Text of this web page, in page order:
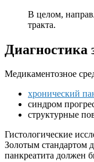
В целом,
тракта.
Диагностика
Медикаментозное
хронический
синдром
структурные
Гистологические
Золотым стандартом
панкреатита должен